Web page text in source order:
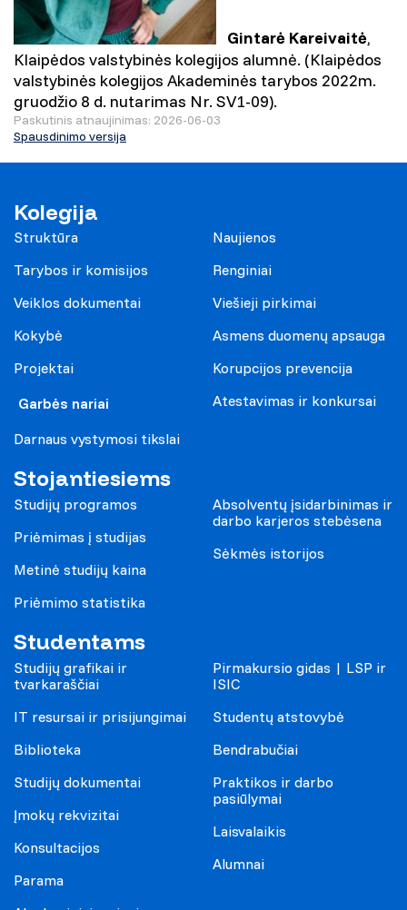
Gintarė Kareivaitė,
Klaipėdos valstybinės kolegijos alumnė. (Klaipėdos
valstybinės kolegijos Akademinės tarybos 2022m.
gruodžio 8 d. nutarimas Nr. SV1-09).
Paskutinis atnaujinimas: 2026-06-03
Spausdinimo versija
Kolegija
Struktūra
Tarybos ir komisijos
Veiklos dokumentai
Kokybė
Projektai
Garbės nariai
Darnaus vystymosi tikslai
Naujienos
Renginiai
Viešieji pirkimai
Asmens duomenų apsauga
Korupcijos prevencija
Atestavimas ir konkursai
Stojantiesiems
Studijų programos
Priėmimas į studijas
Metinė studijų kaina
Priėmimo statistika
Absolventų įsidarbinimas ir
darbo karjeros stebėsena
Sėkmės istorijos
Studentams
Studijų grafikai ir
tvarkaraščiai
IT resursai ir prisijungimai
Biblioteka
Studijų dokumentai
Įmokų rekvizitai
Konsultacijos
Parama
Pirmakursio gidas | LSP ir
ISIC
Studentų atstovybė
Bendrabučiai
Praktikos ir darbo
pasiūlymai
Laisvalaikis
Alumnai